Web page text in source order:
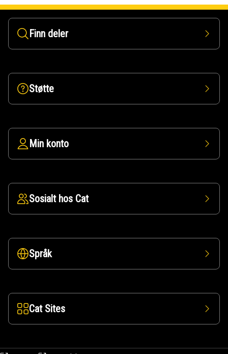
Finn deler
Støtte
Min konto
Sosialt hos Cat
Språk
Cat Sites